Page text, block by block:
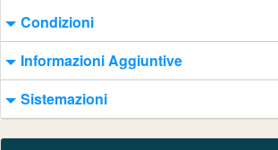
Condizioni
Informazioni Aggiuntive
Sistemazioni